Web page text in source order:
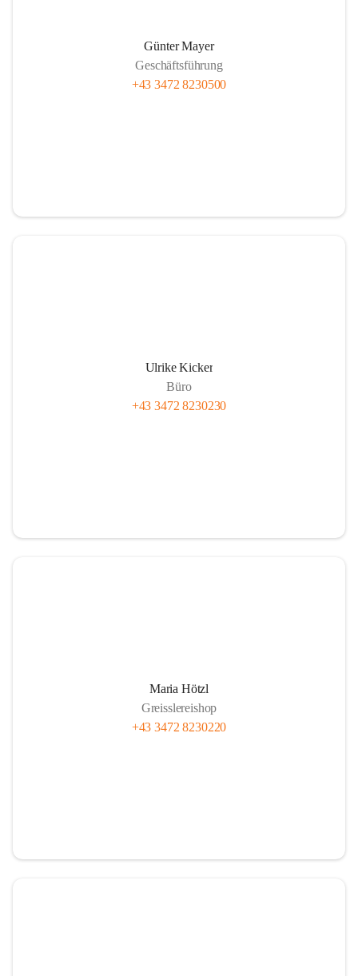
Günter Mayer
Geschäftsführung
+43 3472 8230500
Ulrike Kicker
Büro
+43 3472 8230230
Maria Hötzl
Greisslereishop
+43 3472 8230220